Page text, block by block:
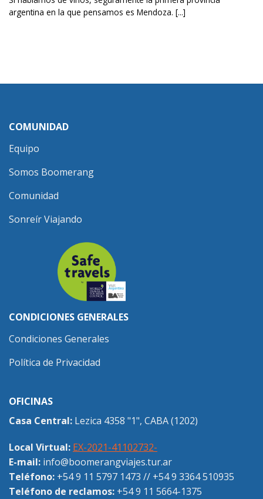
argentina en la que pensamos es Mendoza. [...]
COMUNIDAD
Equipo
Somos Boomerang
Comunidad
Sonreír Viajando
CONDICIONES GENERALES
Condiciones Generales
Política de Privacidad
OFICINAS
Casa Central: Lezica 4358 "1", CABA (1202)
Local Virtual: EX-2021-41102732-
E-mail: info@boomerangviajes.tur.ar
Teléfono: +54 9 11 5797 1473 // +54 9 3364 510935
Teléfono de reclamos: +54 9 11 5664-1375